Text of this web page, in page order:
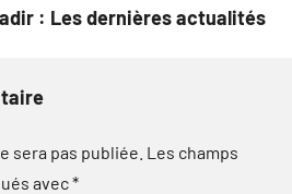
: Les dernières actualités
sera pas publiée. Les champs
avec*